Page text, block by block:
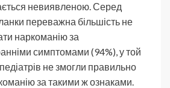
невиявленою. Серед
переважна більшість не
наркоманію за
симптомами (94%), у той
не змогли правильно
за такими ж ознаками.